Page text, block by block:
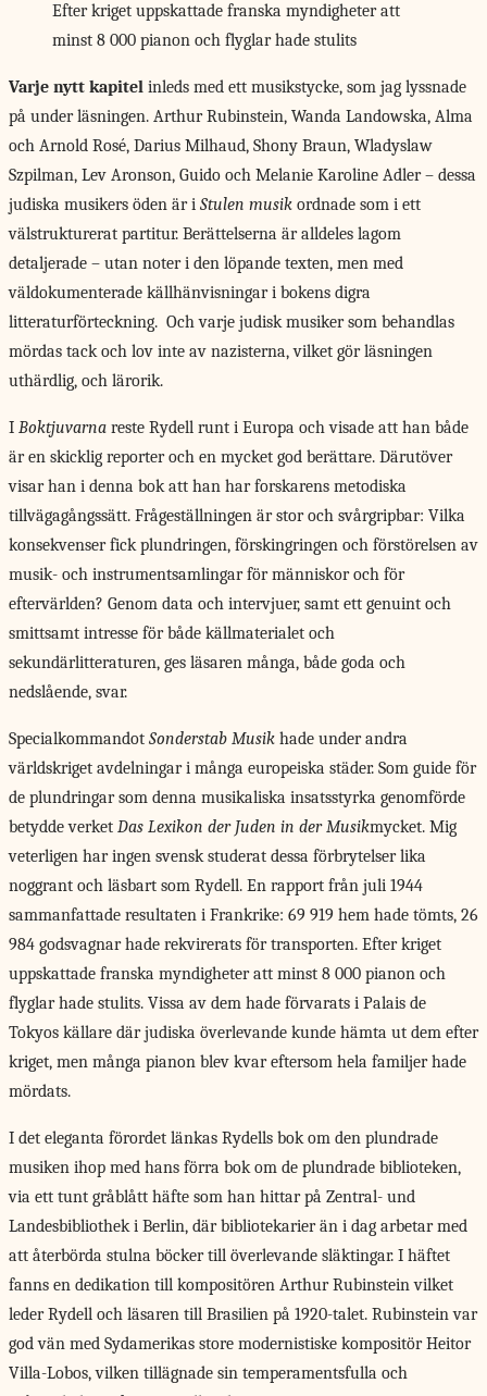
Efter kriget uppskattade franska myndigheter att
minst 8 000 pianon och flyglar hade stulits
Varje nytt kapitel inleds med ett musikstycke, som jag lyssnade
på under läsningen. Arthur Rubinstein, Wanda Landowska, Alma
och Arnold Rosé, Darius Milhaud, Shony Braun, Wladyslaw
Szpilman, Lev Aronson, Guido och Melanie Karoline Adler – dessa
judiska musikers öden är i Stulen musik ordnade som i ett
välstrukturerat partitur. Berättelserna är alldeles lagom
detaljerade – utan noter i den löpande texten, men med
väldokumenterade källhänvisningar i bokens digra
litteraturförteckning. Och varje judisk musiker som behandlas
mördas tack och lov inte av nazisterna, vilket gör läsningen
uthärdlig, och lärorik.
I Boktjuvarna reste Rydell runt i Europa och visade att han både
är en skicklig reporter och en mycket god berättare. Därutöver
visar han i denna bok att han har forskarens metodiska
tillvägagångssätt. Frågeställningen är stor och svårgripbar: Vilka
konsekvenser fick plundringen, förskingringen och förstörelsen av
musik- och instrumentsamlingar för människor och för
eftervärlden? Genom data och intervjuer, samt ett genuint och
smittsamt intresse för både källmaterialet och
sekundärlitteraturen, ges läsaren många, både goda och
nedslående, svar.
Specialkommandot Sonderstab Musik hade under andra
världskriget avdelningar i många europeiska städer. Som guide för
de plundringar som denna musikaliska insatsstyrka genomförde
betydde verket Das Lexikon der Juden in der Musikmycket. Mig
veterligen har ingen svensk studerat dessa förbrytelser lika
noggrant och läsbart som Rydell. En rapport från juli 1944
sammanfattade resultaten i Frankrike: 69 919 hem hade tömts, 26
984 godsvagnar hade rekvirerats för transporten. Efter kriget
uppskattade franska myndigheter att minst 8 000 pianon och
flyglar hade stulits. Vissa av dem hade förvarats i Palais de
Tokyos källare där judiska överlevande kunde hämta ut dem efter
kriget, men många pianon blev kvar eftersom hela familjer hade
mördats.
I det eleganta förordet länkas Rydells bok om den plundrade
musiken ihop med hans förra bok om de plundrade biblioteken,
via ett tunt gråblått häfte som han hittar på Zentral- und
Landesbibliothek i Berlin, där bibliotekarier än i dag arbetar med
att återbörda stulna böcker till överlevande släktingar. I häftet
fanns en dedikation till kompositören Arthur Rubinstein vilket
leder Rydell och läsaren till Brasilien på 1920-talet. Rubinstein var
god vän med Sydamerikas store modernistiske kompositör Heitor
Villa-Lobos, vilken tillägnade sin temperamentsfulla och